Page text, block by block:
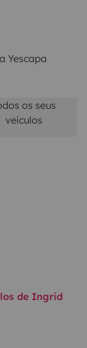
Yescapa
os seus
veículos
de Ingrid